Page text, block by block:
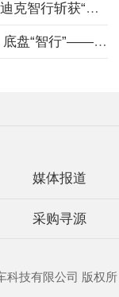
上一篇：二十余年磨一“轮”长春企业麦迪克智行斩获“中国汽车隐形独角兽”称号
下一篇：2026新春走基层 | 车轮“横舞” 底盘“智行”——探访长春市麦迪克智行汽车科技有限公司
媒体报道
采购寻源
科技有限公司 版权所